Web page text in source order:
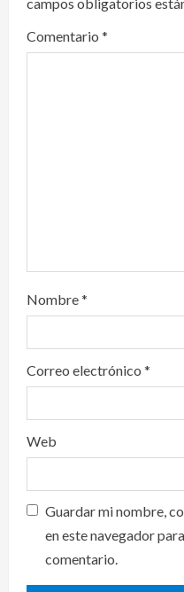
a
Comentario *
Nombre*
Correo electrónico *
Web
Guardar mi nombre,
en este navegador
comentario.